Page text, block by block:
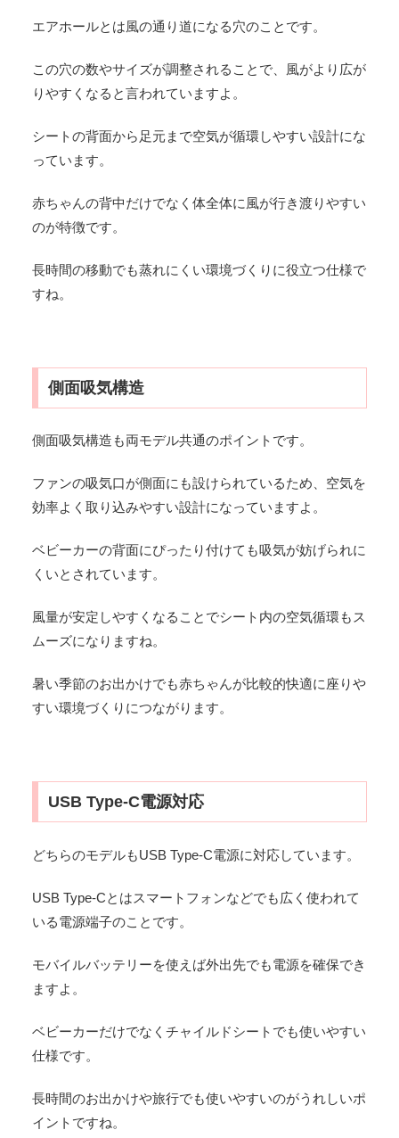
エアホールとは風の通り道になる穴のことです。
この穴の数やサイズが調整されることで、風がより広が
りやすくなると言われていますよ。
シートの背面から足元まで空気が循環しやすい設計にな
っています。
赤ちゃんの背中だけでなく体全体に風が行き渡りやすい
のが特徴です。
長時間の移動でも蒸れにくい環境づくりに役立つ仕様で
すね。
側面吸気構造
側面吸気構造も両モデル共通のポイントです。
ファンの吸気口が側面にも設けられているため、空気を
効率よく取り込みやすい設計になっていますよ。
ベビーカーの背面にぴったり付けても吸気が妨げられに
くいとされています。
風量が安定しやすくなることでシート内の空気循環もス
ムーズになりますね。
暑い季節のお出かけでも赤ちゃんが比較的快適に座りや
すい環境づくりにつながります。
USB Type-C電源対応
どちらのモデルもUSB Type-C電源に対応しています。
USB Type-Cとはスマートフォンなどでも広く使われて
いる電源端子のことです。
モバイルバッテリーを使えば外出先でも電源を確保でき
ますよ。
ベビーカーだけでなくチャイルドシートでも使いやすい
仕様です。
長時間のお出かけや旅行でも使いやすいのがうれしいポ
イントですね。